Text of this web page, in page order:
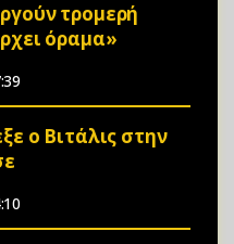
τρομερή
όραμα»
ο Βιτάλις στην